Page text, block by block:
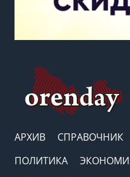
АРХИВ СПРАВОЧНИК
ПОЛИТИКА